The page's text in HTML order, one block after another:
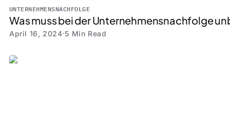
UNTERNEHMENSNACHFOLGE
Was muss bei der Unternehmensnachfolge
April 16, 2024 5 Min Read